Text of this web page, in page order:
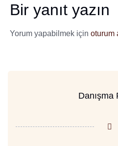
Bir yanıt yazın
Yorum yapabilmek için oturum
Danışma